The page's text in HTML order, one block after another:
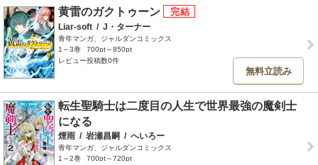
黄雷のガクトゥーン
Liar-soft / J・ターナー
青年マンガ、ジャルダンコミックス
1～3巻
700pt～850pt
レビュー投稿数0件
無料立読み
転生聖騎士は二度目の人生で世界最強の魔剣士
になる
煙雨 / 岩瀬昌嗣 / へいろー
青年マンガ、ジャルダンコミックス
1～2巻
700pt～720pt